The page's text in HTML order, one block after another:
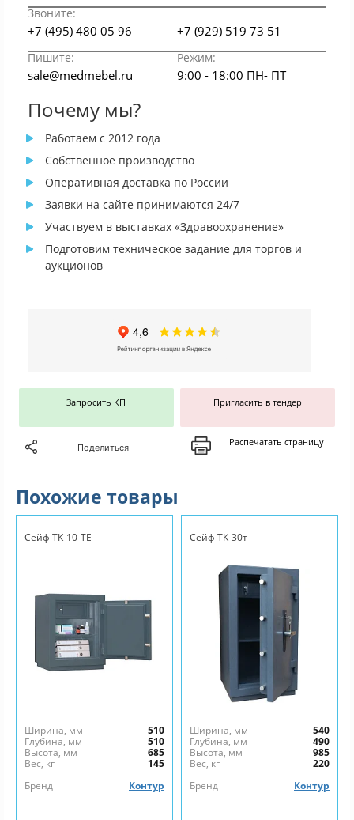
Звоните:
+7 (495) 480 05 96 +7 (929) 519 73 51
Пишите: Режим:
sale@medmebel.ru 9:00 - 18:00 ПН- ПТ
Почему мы?
Работаем с 2012 года
Собственное производство
Оперативная доставка по России
Заявки на сайте принимаются 24/7
Участвуем в выставках «Здравоохранение»
Подготовим техническое задание для торгов и
аукционов
Запросить КП Пригласить в тендер
Поделиться Распечатать страницу
Похожие товары
Сейф ТК-10-ТЕ
Ширина, мм
510
Глубина, мм
510
Высота, мм
685
Вес, кг
145
Бренд
Контур
Сейф ТК-30т
Ширина, мм
540
Глубина, мм
490
Высота, мм
985
Вес, кг
220
Бренд
Контур